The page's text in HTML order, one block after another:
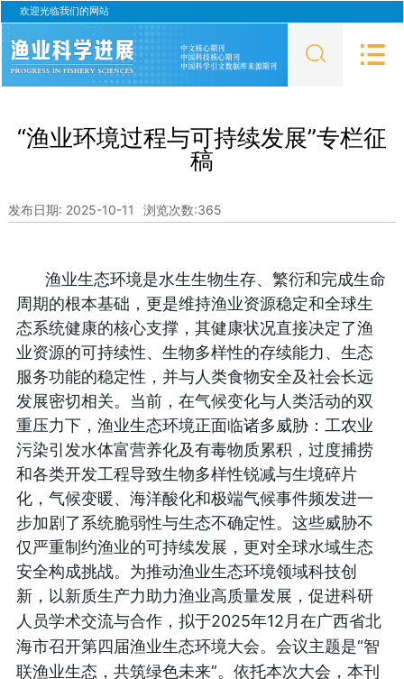
欢迎光临我们的网站
“渔业环境过程与可持续发展”专栏征
稿
发布日期: 2025-10-11 浏览次数:365
渔业生态环境是水生生物生存、繁衍和完成生命
周期的根本基础，更是维持渔业资源稳定和全球生
态系统健康的核心支撑，其健康状况直接决定了渔
业资源的可持续性、生物多样性的存续能力、生态
服务功能的稳定性，并与人类食物安全及社会长远
发展密切相关。当前，在气候变化与人类活动的双
重压力下，渔业生态环境正面临诸多威胁：工农业
污染引发水体富营养化及有毒物质累积，过度捕捞
和各类开发工程导致生物多样性锐减与生境碎片
化，气候变暖、海洋酸化和极端气候事件频发进一
步加剧了系统脆弱性与生态不确定性。这些威胁不
仅严重制约渔业的可持续发展，更对全球水域生态
安全构成挑战。为推动渔业生态环境领域科技创
新，以新质生产力助力渔业高质量发展，促进科研
人员学术交流与合作，拟于2025年12 月在广西省北
海市召开第四届渔业生态环境大会。会议主题是“智
联渔业生态，共筑绿色未来”。依托本次大会，本刊